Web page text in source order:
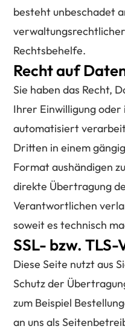
besteht unbeschadet
Rechtsbehelfe.
Recht auf
Sie haben das Recht,
Ihrer Einwilligung
automatisiert
Dritten in einem
Format aushändigen
direkte Übertragung
Verantwortlichen
soweit es technisch
SSL- bzw. TLS-
Diese Seite nutzt aus
Schutz der
zum Beispiel
an uns als